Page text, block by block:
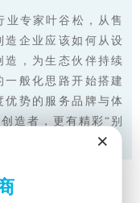
业专家叶谷松，从售
造企业应该如何从设
造，为生态伙伴持续
般化思路开始搭建
优势的服务品牌与体
造者，更有精彩“别
×